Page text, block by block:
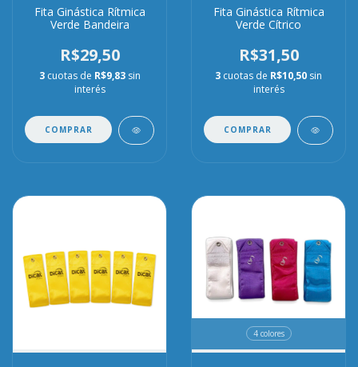
Fita Ginástica Rítmica
Verde Bandeira
R$29,50
3 cuotas de R$9,83 sin
interés
COMPRAR
Fita Ginástica Rítmica
Verde Cítrico
R$31,50
3 cuotas de R$10,50 sin
interés
COMPRAR
4 colores